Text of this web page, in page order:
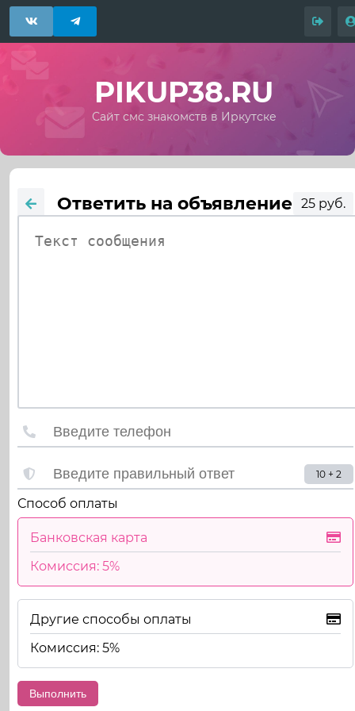
PIKUP38.RU
Сайт смс знакомств в Иркутске
Ответить на объявление 25 руб.
10 + 2
Способ оплаты
Банковская карта
Комиссия: 5%
Другие способы оплаты
Комиссия: 5%